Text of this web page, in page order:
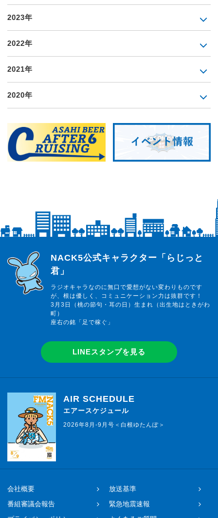
2023年
2022年
2021年
2020年
らじっと君
NACK5公式キャラクター「らじっと
君」
ラジオキャラなのに無口で愛想がない変わりものです
が、根は優しく、コミュニケーション力は抜群です！
3月3日（桃の節句・耳の日）生まれ（出生地はときがわ
町）
座右の銘「足で稼ぐ」
LINEスタンプを見る
AIR SCHEDULE
エアースケジュール
2026年8月-9月号＜白根ゆたんぽ＞
会社概要
放送基準
番組審議会報告
緊急地震速報